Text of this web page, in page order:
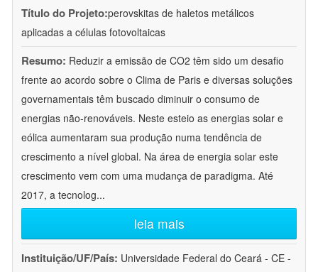
Título do Projeto:perovskitas de haletos metálicos
aplicadas a células fotovoltaicas
Resumo: Reduzir a emissão de CO2 têm sido um desafio
frente ao acordo sobre o Clima de Paris e diversas soluções
governamentais têm buscado diminuir o consumo de
energias não-renováveis. Neste esteio as energias solar e
eólica aumentaram sua produção numa tendência de
crescimento a nível global. Na área de energia solar este
crescimento vem com uma mudança de paradigma. Até
2017, a tecnolog...
leia mais
Instituição/UF/País: Universidade Federal do Ceará - CE -